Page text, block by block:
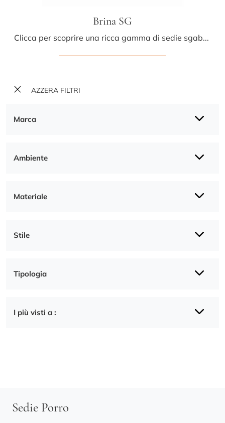
AZZERA FILTRI
Marca
Ambiente
Materiale
Stile
Tipologia
I più visti a :
Brina SG
Clicca per scoprire una ricca gamma di sedie sgabelli per stanze moderne: il modello Brina SG di Porro ti aspetta!
Sedie Porro